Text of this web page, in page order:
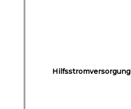
Hilfsstromversorgung